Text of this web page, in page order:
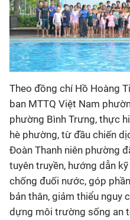
Theo đồng chí Hồ Hoàng
ban MTTQ Việt Nam
phường Bình Trưng, thực
hè phường, từ đầu chiến
Đoàn Thanh niên phường
tuyên truyền, hướng dẫn
chống đuối nước, góp
bản thân, giảm thiểu nguy
dựng môi trường sống an